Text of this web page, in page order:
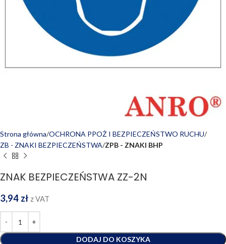
Strona główna OCHRONA PPOŻ I BEZPIECZEŃSTWO RUCHU
ZB - ZNAKI BEZPIECZEŃSTWA ZPB - ZNAKI BHP
ZNAK BEZPIECZEŃSTWA ZZ-2N
3,94 zł z VAT
DODAJ DO KOSZYKA